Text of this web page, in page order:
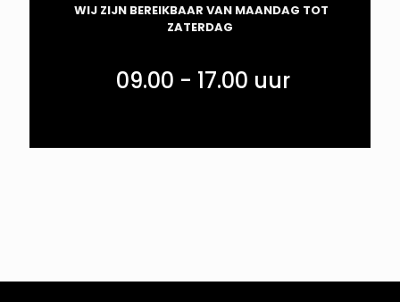
WIJ ZIJN BEREIKBAAR VAN MAANDAG TOT
ZATERDAG
09.00 - 17.00 uur